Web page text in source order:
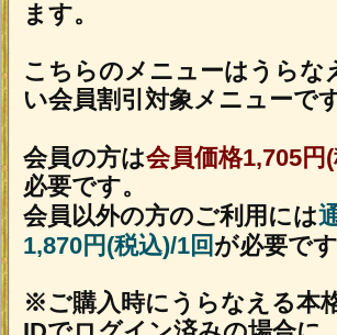
トップページに戻る
NEW新着占い
新着リリース占いコンテンツ
2026年8月6日リリース
名×暦で現実掌握≪国賓/各界VIPも命託す的
中奥儀≫鳥海式天命術